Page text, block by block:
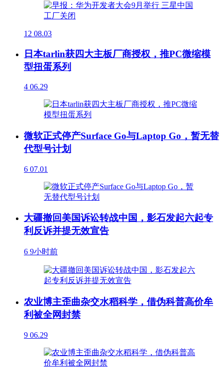
12 08.03
日本tarlin获四大主板厂商授权，推PC微缩模
型扭蛋系列
4 06.29
微软正式停产Surface Go与Laptop Go，暂无替
代型号计划
6 07.01
大疆撤回美国诉讼转战中国，影石发起六起专
利反诉并提无效宣告
6 9小时前
农业博主歪曲杂交水稻科学，借伪科普高价牟
利被全网封禁
9 06.29